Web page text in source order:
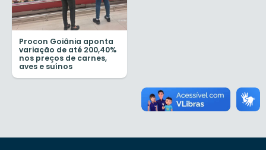
Procon Goiânia aponta
variação de até 200,40%
nos preços de carnes,
aves e suínos